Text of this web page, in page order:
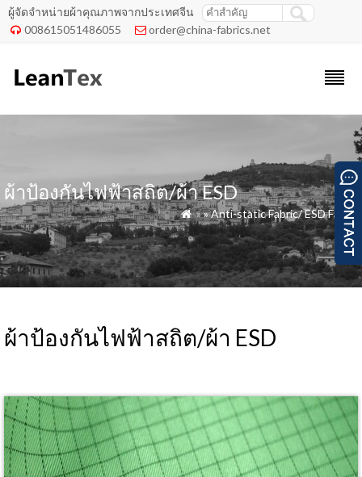
ผู้จัดจำหน่ายผ้าคุณภาพจากประเทศจีน
 008615051486055  order@china-fabrics.net
ผ้าป้องกันไฟฟ้าสถิต/ผ้า ESD
 »» Anti-static Fabric/ ESD Fabric
ผ้าป้องกันไฟฟ้าสถิต/ผ้า ESD